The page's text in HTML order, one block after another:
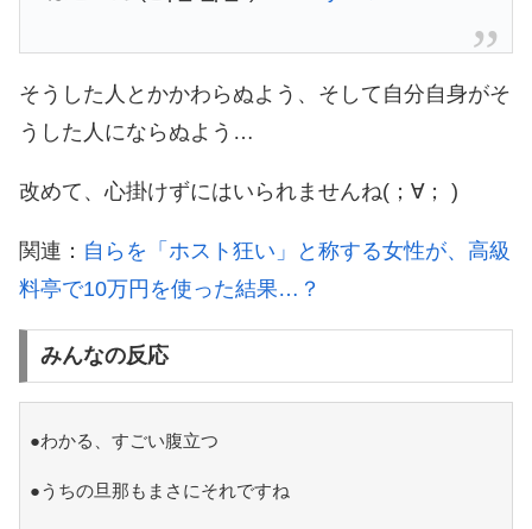
そうした人とかかわらぬよう、そして自分自身がそ
うした人にならぬよう…
改めて、心掛けずにはいられませんね(；∀； )
関連： 自らを「ホスト狂い」と称する女性が、高級
料亭で10万円を使った結果…？
みんなの反応
●わかる、すごい腹立つ
●うちの旦那もまさにそれですね